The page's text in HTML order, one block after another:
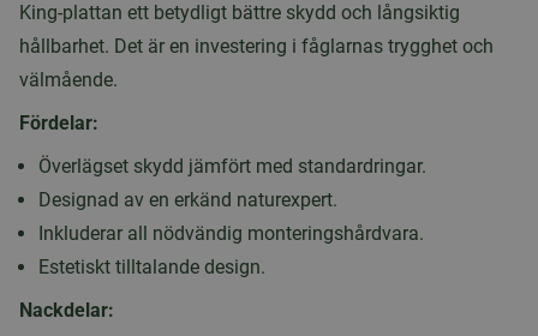
King-plattan ett betydligt bättre skydd och långsiktig
hållbarhet. Det är en investering i fåglarnas trygghet och
välmående.
Fördelar:
Överlägset skydd jämfört med standardringar.
Designad av en erkänd naturexpert.
Inkluderar all nödvändig monteringshårdvara.
Estetiskt tilltalande design.
Nackdelar: